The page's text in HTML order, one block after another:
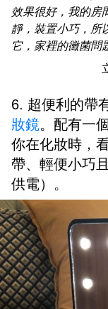
效果很好，我的房
靜，裝置小巧，所
它，家裡的黴菌問
6. 超便利的帶
妝鏡。配有一
你在化妝時，
帶、輕便小巧
供電）。